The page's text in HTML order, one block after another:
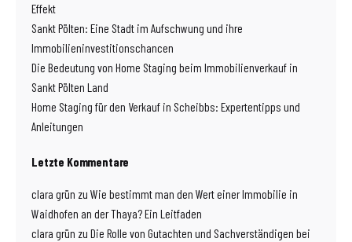
Effekt
Sankt Pölten: Eine Stadt im Aufschwung und ihre
Immobilieninvestitionschancen
Die Bedeutung von Home Staging beim Immobilienverkauf in
Sankt Pölten Land
Home Staging für den Verkauf in Scheibbs: Expertentipps und
Anleitungen
Letzte Kommentare
clara grün zu Wie bestimmt man den Wert einer Immobilie in
Waidhofen an der Thaya? Ein Leitfaden
clara grün zu Die Rolle von Gutachten und Sachverständigen bei